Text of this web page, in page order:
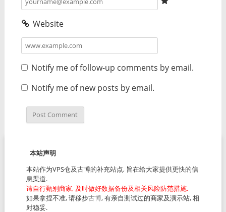
Website
Notify me of follow-up comments by email.
Notify me of new posts by email.
本站声明
本站作为VPS仓及古博的补充站点, 旨在给大家提供更快的信
息渠道.
请自行甄别商家, 及时做好数据备份及相关风险防范措施.
如果拿捏不准, 请移步古博, 有亲自测试过的商家及演示站, 相
对稳妥.